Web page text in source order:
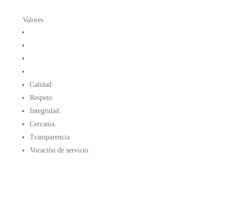
Valores
Calidad.
Respeto.
Integridad.
Cercanía.
Transparencia
Vocación de servicio.